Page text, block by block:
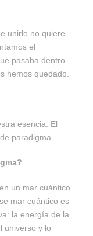
unirlo no quiere
el
pasaba dentro
hemos quedado.
esencia. El
paradigma.
un mar cuántico
mar cuántico es
la energía de la
universo y lo